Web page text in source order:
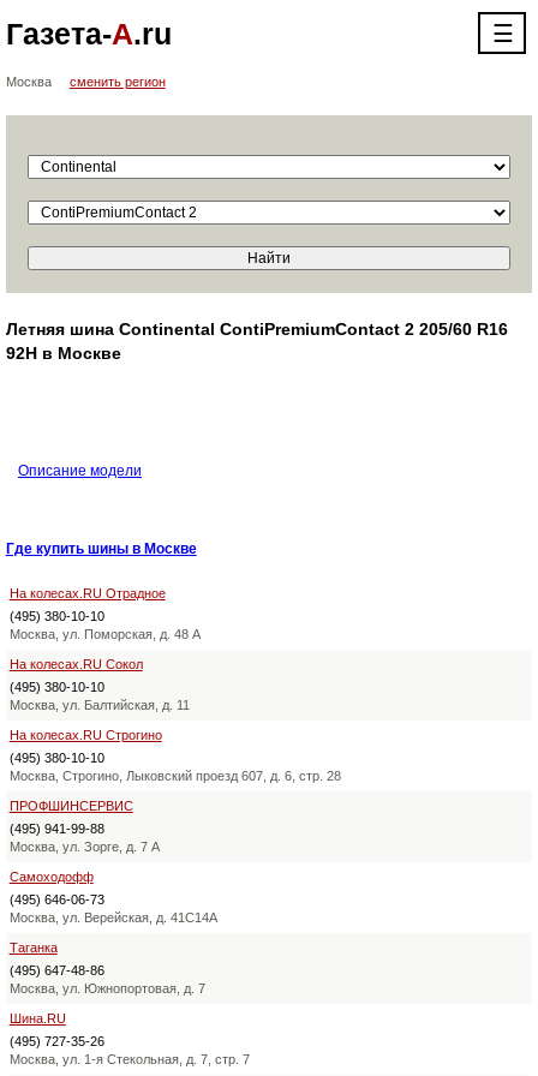
Газета-А.ru ☰
Москва сменить регион
Летняя шина Continental ContiPremiumContact 2 205/60 R16
92H в Москве
Описание модели
Где купить шины в Москве
На колесах.RU Отрадное
(495) 380-10-10
Москва, ул. Поморская, д. 48 А
На колесах.RU Сокол
(495) 380-10-10
Москва, ул. Балтийская, д. 11
На колесах.RU Строгино
(495) 380-10-10
Москва, Строгино, Лыковский проезд 607, д. 6, стр. 28
ПРОФШИНСЕРВИС
(495) 941-99-88
Москва, ул. Зорге, д. 7 А
Самоходофф
(495) 646-06-73
Москва, ул. Верейская, д. 41С14А
Таганка
(495) 647-48-86
Москва, ул. Южнопортовая, д. 7
Шина.RU
(495) 727-35-26
Москва, ул. 1-я Стекольная, д. 7, стр. 7